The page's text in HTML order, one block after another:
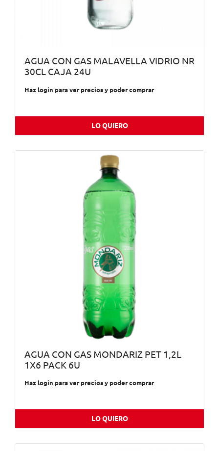
AGUA CON GAS MALAVELLA VIDRIO NR
30CL CAJA 24U
Haz login para ver precios y poder comprar
LO QUIERO
AGUA CON GAS MONDARIZ PET 1,2L
1X6 PACK 6U
Haz login para ver precios y poder comprar
LO QUIERO